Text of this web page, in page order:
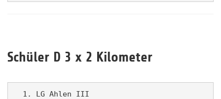
Schüler D 3 x 2 Kilometer
1. LG Ahlen III